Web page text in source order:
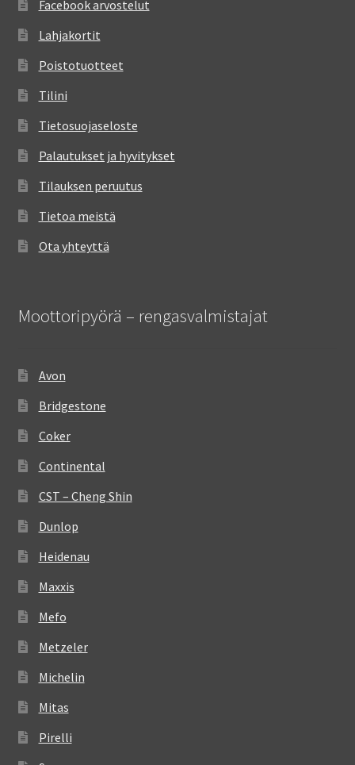
Facebook arvostelut
Lahjakortit
Poistotuotteet
Tilini
Tietosuojaseloste
Palautukset ja hyvitykset
Tilauksen peruutus
Tietoa meistä
Ota yhteyttä
Moottoripyörä – rengasvalmistajat
Avon
Bridgestone
Coker
Continental
CST – Cheng Shin
Dunlop
Heidenau
Maxxis
Mefo
Metzeler
Michelin
Mitas
Pirelli